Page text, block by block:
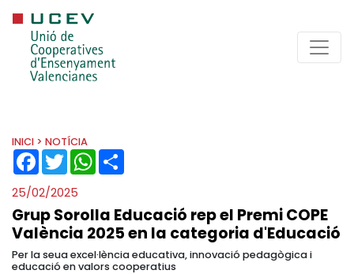
INICI > NOTÍCIA
FACEBOOK
TWITTERWHATSAPP
25/02/2025
Grup Sorolla Educació rep el Premi COPE
València 2025 en la categoria d'Educació
Per la seua excel·lència educativa, innovació pedagògica i
educació en valors cooperatius